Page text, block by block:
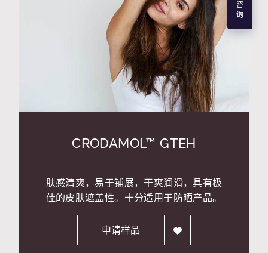
CRODAMOL™ GTEH
肤感清爽，易于铺展，干爽润滑，具有极
佳的皮肤遮盖性。十分适用于防晒产品。
申请样品
咨
询